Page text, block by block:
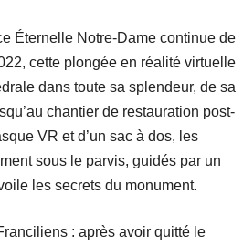
Éternelle Notre-Dame continue de
cette plongée en réalité virtuelle
dans toute sa splendeur, de sa
chantier de restauration post-
VR et d’un sac à dos, les
sous le parvis, guidés par un
les secrets du monument.
: après avoir quitté le